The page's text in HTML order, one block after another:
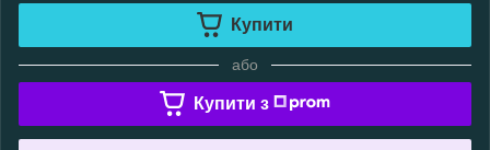
Купити
або
Купити з